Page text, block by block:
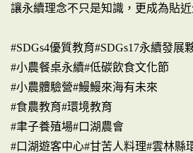
讓永續理念不只是知識，更成為貼
#SDGs4優質教育#SDGs17永續發展
#小農餐桌永續#低碳飲食文化節
#小農體驗營#鰻鰻來海有未來
#食農教育#環境教育
#聿子養殖場#口湖農會
#口湖遊客中心#甘苦人料理#雲林縣